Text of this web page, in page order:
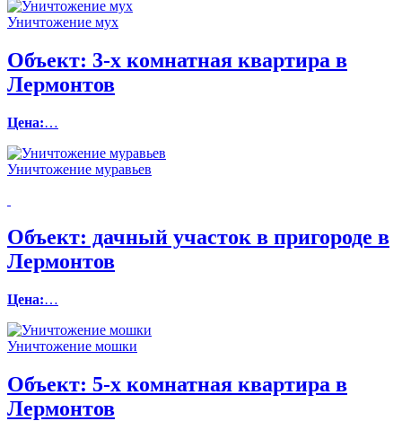
Уничтожение мух
Объект: 3-х комнатная квартира в
Лермонтов
Цена:…
Уничтожение муравьев
Объект: дачный участок в пригороде в
Лермонтов
Цена:…
Уничтожение мошки
Объект: 5-х комнатная квартира в
Лермонтов